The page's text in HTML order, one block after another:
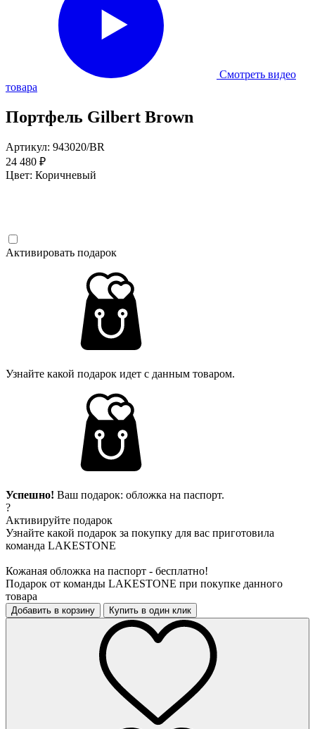
Смотреть видео
товара
Портфель Gilbert Brown
Артикул: 943020/BR
24 480 ₽
Цвет: Коричневый
Активировать подарок
Узнайте какой подарок идет с данным товаром.
Успешно! Ваш подарок: обложка на паспорт.
?
Активируйте подарок
Узнайте какой подарок за покупку для вас приготовила
команда LAKESTONE
Кожаная обложка на паспорт - бесплатно!
Подарок от команды LAKESTONE при покупке данного
товара
Добавить в корзину Купить в один клик